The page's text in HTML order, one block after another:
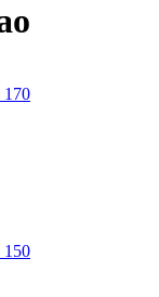
170
150